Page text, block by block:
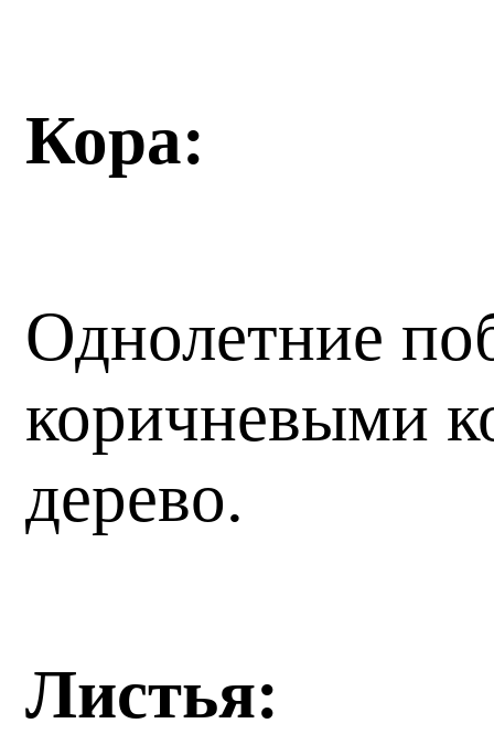
Кора:
Однолетние
коричневыми
дерево.
Листья: